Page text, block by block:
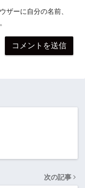
ザーに自分の名前、
次の記事